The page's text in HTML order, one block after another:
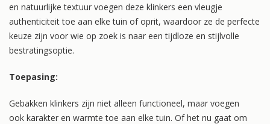
en natuurlijke textuur voegen deze klinkers een vleugje
authenticiteit toe aan elke tuin of oprit, waardoor ze de perfecte
keuze zijn voor wie op zoek is naar een tijdloze en stijlvolle
bestratingsoptie.
Toepasing:
Gebakken klinkers zijn niet alleen functioneel, maar voegen
ook karakter en warmte toe aan elke tuin. Of het nu gaat om